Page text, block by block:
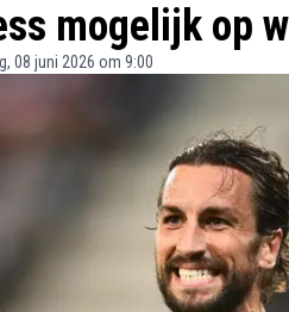
mogelijk op
08 juni 2026 om 9:00